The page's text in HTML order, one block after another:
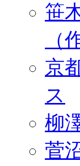
笹
（
京
ス
柳
菅